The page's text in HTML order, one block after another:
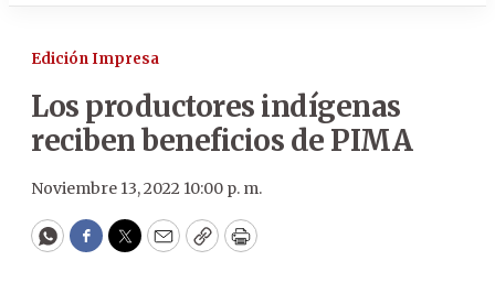
Edición Impresa
Los productores indígenas
reciben beneficios de PIMA
Noviembre 13, 2022 10:00 p. m.
WhatsApp
Facebook
Twitter
EmailCopyPrint